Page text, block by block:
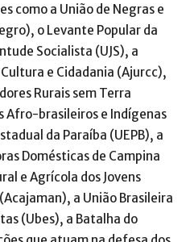
como a União de Negras e
o Levante Popular da
Socialista (UJS), a
e Cidadania (Ajurcc),
Rurais sem Terra
Afro-brasileiros e Indígenas
da Paraíba (UEPB), a
Domésticas de Campina
e Agrícola dos Jovens
a União Brasileira
(Ubes), a Batalha do